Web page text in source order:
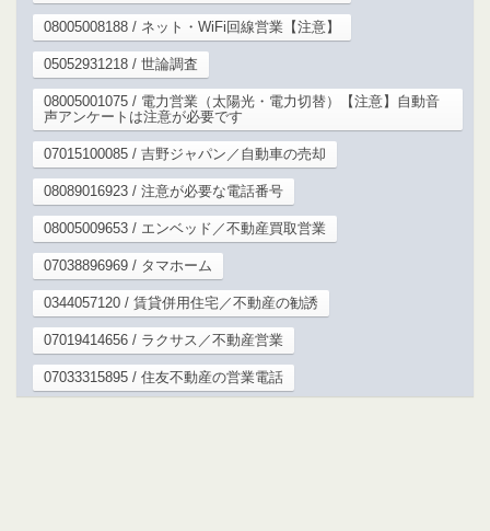
08005008188 / ネット・WiFi回線営業【注意】
05052931218 / 世論調査
08005001075 / 電力営業（太陽光・電力切替）【注意】自動音
声アンケートは注意が必要です
07015100085 / 吉野ジャパン／自動車の売却
08089016923 / 注意が必要な電話番号
08005009653 / エンベッド／不動産買取営業
07038896969 / タマホーム
0344057120 / 賃貸併用住宅／不動産の勧誘
07019414656 / ラクサス／不動産営業
07033315895 / 住友不動産の営業電話